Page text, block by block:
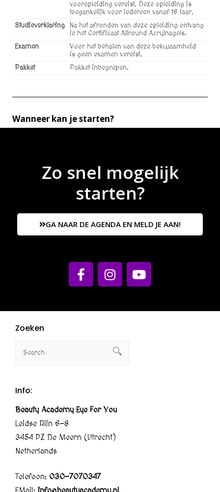
vooropleiding vereist. Deze opleiding is
toegankelijk voor iedereen vanaf 16 jaar.
Studieverklaring
Na het afronden van deze opleiding ontvang
je het Certificaat Allround Acrylnagels.
Examen
Voor het behalen van deze bekwaamheid
is geen examen vereist.
Pakket
Pakket inbegrepen.
Wanneer kan je starten?
Zo snel mogelijk
starten?
GA NAAR DE AGENDA EN MELD JE AAN!
Zoeken
Info:
Beauty Academy Eye For You
Leidse Rijn 6-8
3454 PZ De Meern (Utrecht)
Netherlands
Telefoon: 030-7070347